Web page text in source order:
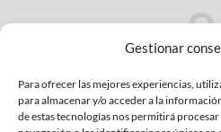
Gestionar
Para ofrecer las mejores experiencias,
para almacenar y/o acceder a la
de estas tecnologías nos permitirá
There are no